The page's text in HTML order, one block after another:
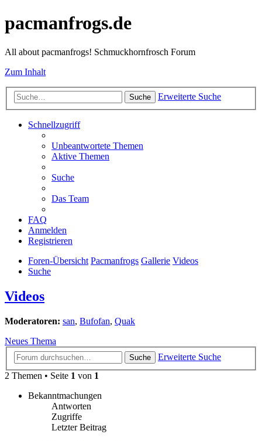
pacmanfrogs.de
All about pacmanfrogs! Schmuckhornfrosch Forum
Zum Inhalt
Suche Erweiterte Suche
Schnellzugriff
Unbeantwortete Themen
Aktive Themen
Suche
Das Team
FAQ
Anmelden
Registrieren
Foren-Übersicht Pacmanfrogs Gallerie Videos
Suche
Videos
Moderatoren: san, Bufofan, Quak
Neues Thema
Suche
Erweiterte Suche
2 Themen • Seite 1 von 1
Bekanntmachungen
Antworten
Zugriffe
Letzter Beitrag